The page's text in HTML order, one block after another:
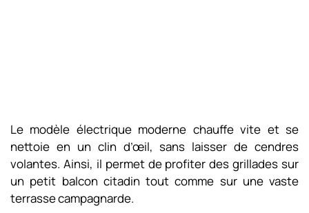
Le modèle électrique moderne chauffe vite et se
nettoie en un clin d’œil, sans laisser de cendres
volantes. Ainsi, il permet de profiter des grillades sur
un petit balcon citadin tout comme sur une vaste
terrasse campagnarde.